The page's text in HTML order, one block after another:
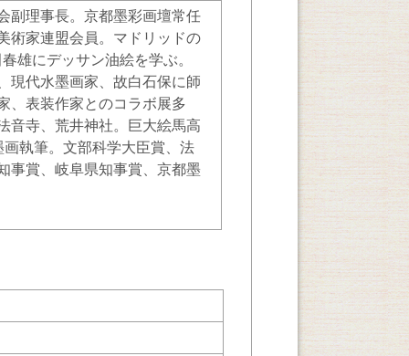
副理事長。京都墨彩画壇常任
術家連盟会員。マドリッドの
雄にデッサン油絵を学ぶ。
現代水墨画家、故白石保に師
、表装作家とのコラボ展多
音寺、荒井神社。巨大絵馬高
執筆。文部科学大臣賞、法
事賞、岐阜県知事賞、京都墨